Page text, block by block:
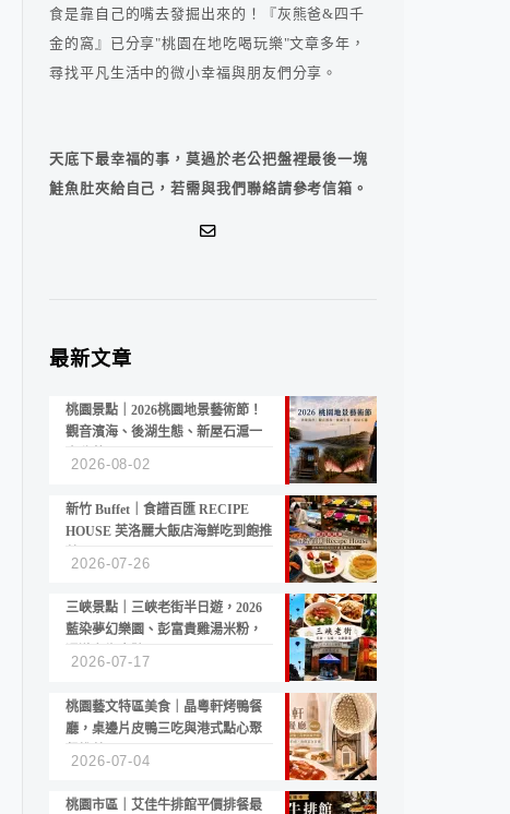
食是靠自己的嘴去發掘出來的！『灰熊爸&四千
金的窩』已分享"桃園在地吃喝玩樂"文章多年，
尋找平凡生活中的微小幸福與朋友們分享。
天底下最幸福的事，莫過於老公把盤裡最後一塊
鮭魚肚夾給自己，若需與我們聯絡請參考信箱。
最新文章
桃園景點｜2026桃園地景藝術節！
觀音濱海、後湖生態、新屋石滬一
2026-08-02
新竹 Buffet｜食譜百匯 RECIPE
HOUSE 芙洛麗大飯店海鮮吃到飽推
2026-07-26
三峽景點｜三峽老街半日遊，2026
藍染夢幻樂園、彭富貴雞湯米粉，
2026-07-17
桃園藝文特區美食｜晶粵軒烤鴨餐
廳，桌邊片皮鴨三吃與港式點心聚
2026-07-04
桃園市區｜艾佳牛排館平價排餐最